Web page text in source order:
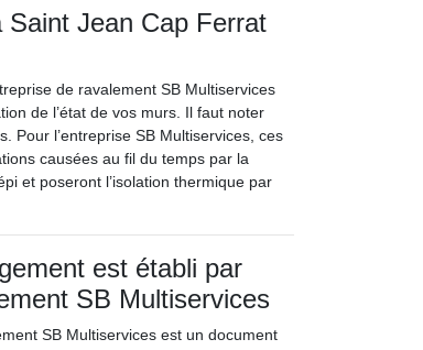
Jean Cap Ferrat
de ravalement SB Multiservices
de l’état de vos murs. Il faut noter
Pour l’entreprise SB Multiservices, ces
causées au fil du temps par la
et poseront l’isolation thermique par
est établi par
SB Multiservices
SB Multiservices est un document